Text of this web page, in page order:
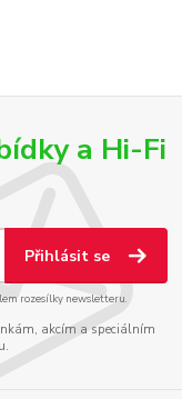
a Hi-Fi
Přihlásit se
rozesílky newsletteru.
akcím a speciálním